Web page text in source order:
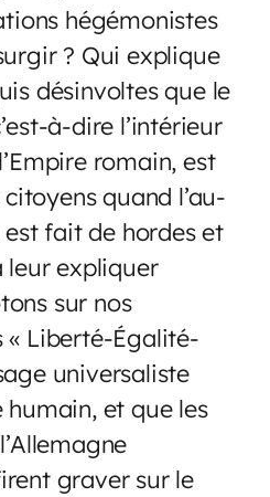
hégémonistes
? Qui explique
désinvoltes que le
à-dire l’intérieur
romain, est
quand l’au-
est fait de hordes et
leur expliquer
sur nos
Liberté-Égalité-
universaliste
et que les
graver sur le